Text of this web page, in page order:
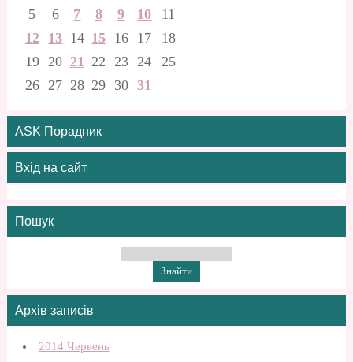
5
6 7 8 9 10
11
12
13 14 15 16 17
18
19 20 21 22 23 24
25
26 27 28 29 30 31
ASK Порадник
Вхід на сайт
Пошук
Архів записів
2014 Червень